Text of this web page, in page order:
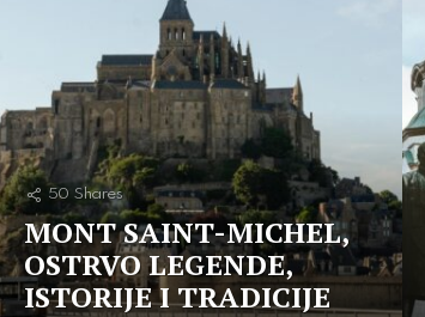
50 Shares
MONT SAINT-MICHEL,
OSTRVO LEGENDE,
ISTORIJE I TRADICIJE